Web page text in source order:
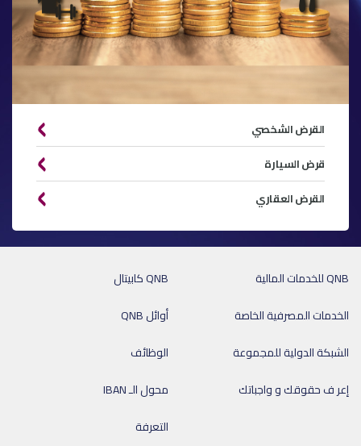
القرض الشخصي
قرض السيارة
القرض العقاري
QNB كابيتال
QNB للخدمات المالية
أوائل QNB
الخدمات المصرفية الخاصة
الوظائف
الشبكة الدولية للمجموعة
محول الـ IBAN
إعر ف حقوقك و واجباتك
التعرفة